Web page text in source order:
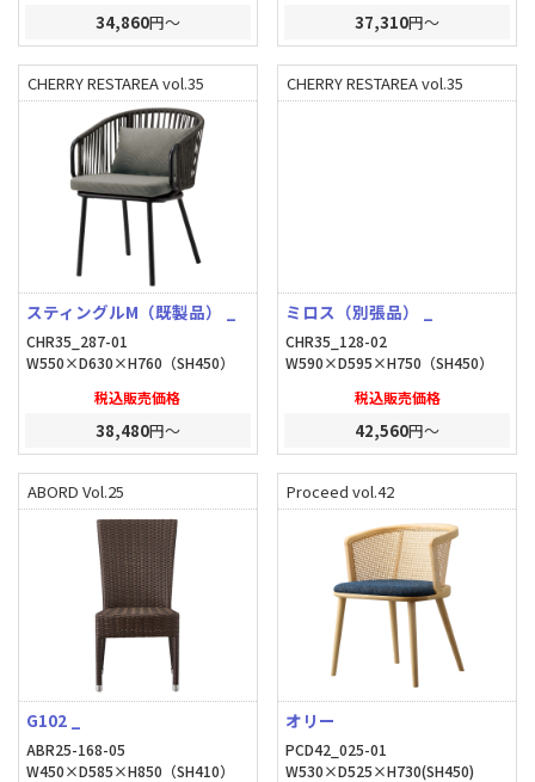
34,860円～ 37,310円～
CHERRY RESTAREA vol.35
スティングルM（既製品） _
CHR35_287-01
W550×D630×H760（SH450）
税込販売価格
38,480円～
CHERRY RESTAREA vol.35
ミロス（別張品） _
CHR35_128-02
W590×D595×H750（SH450）
税込販売価格
42,560円～
ABORD Vol.25
G102 _
ABR25-168-05
W450×D585×H850（SH410）
Proceed vol.42
オリー
PCD42_025-01
W530×D525×H730(SH450)